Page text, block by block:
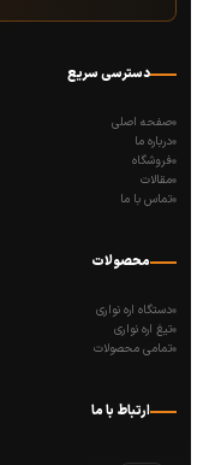
دسترسی سریع
صفحه اصلی
درباره ما
فروشگاه
مقالات
تماس با ما
محصولات
دستگاه اره نواری
تیغ اره نواری
تمامی محصولات
ارتباط با ما